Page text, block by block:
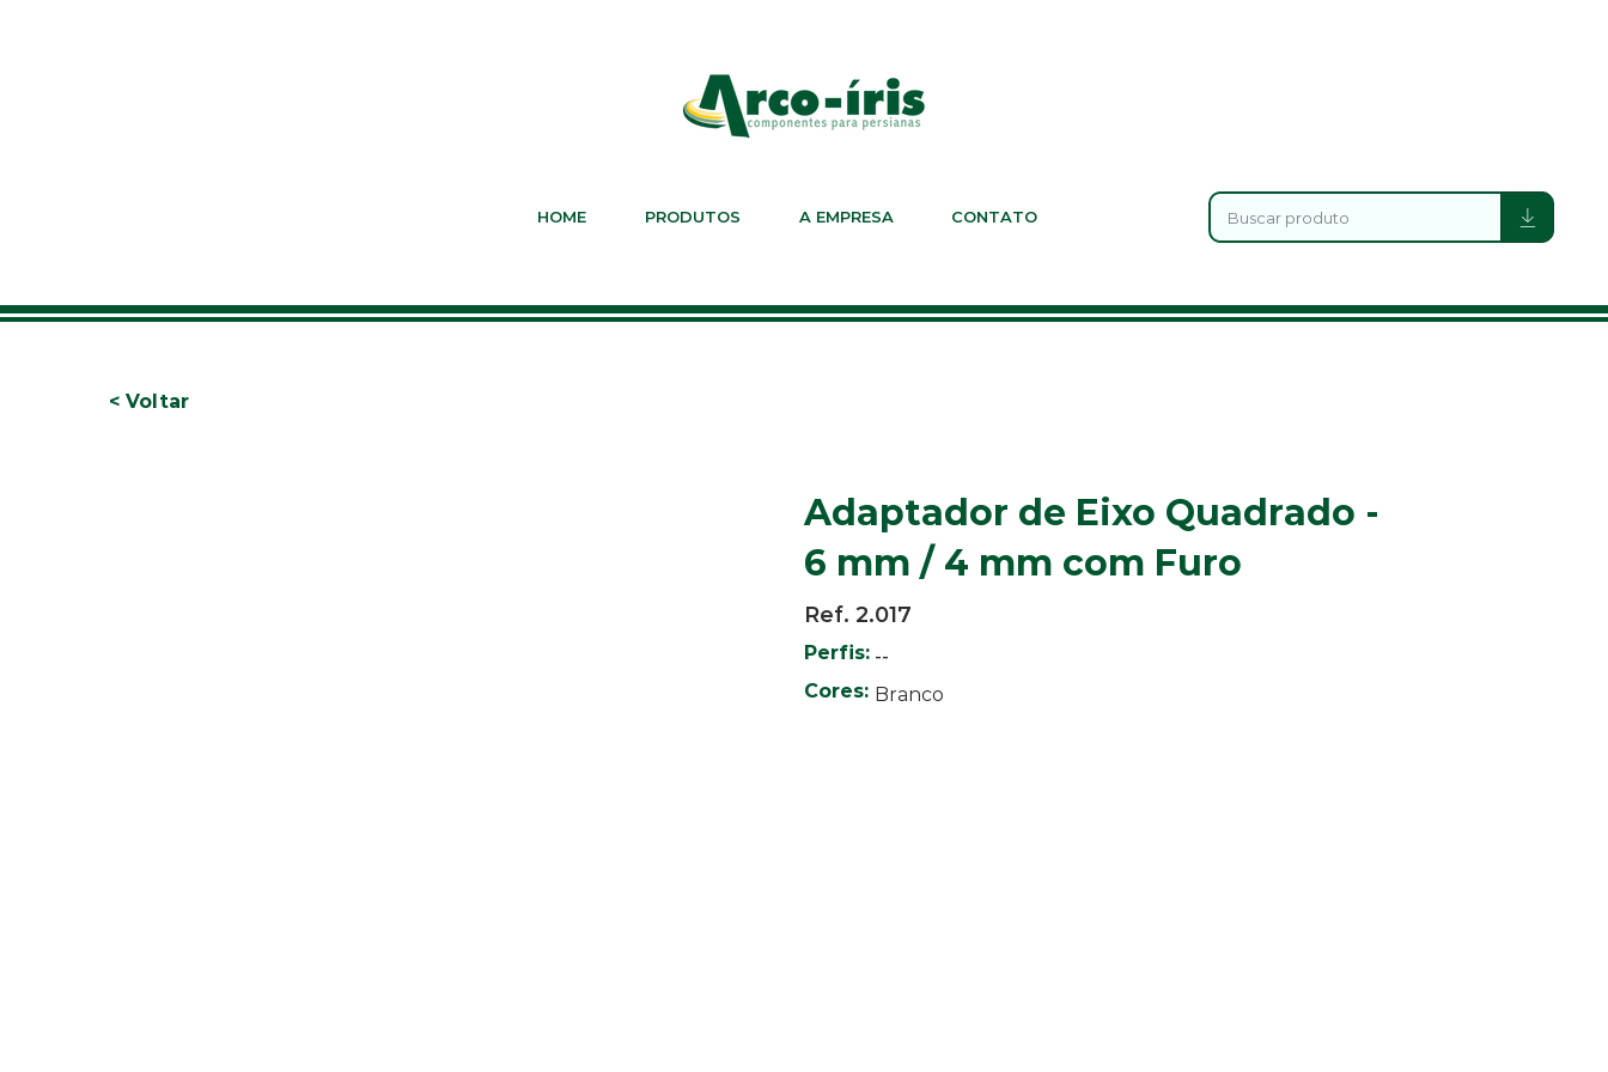
HOME PRODUTOS A EMPRESA CONTATO
< Voltar
Ref. 2.017
Adaptador de Eixo Quadrado -
6 mm / 4 mm com Furo
--
Perfis:
Cores: Branco